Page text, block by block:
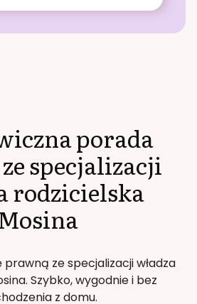
porada
specjalizacji
rodzicielska
prawną ze specjalizacjiwładza
. Szybko, wygodnie i bez
z domu.